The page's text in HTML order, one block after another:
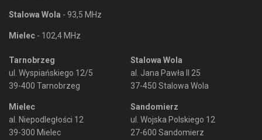
Stalowa Wola - 93,5 MHz
Mielec - 102,4 MHz
Tarnobrzeg
ul. Wyspiańskiego 12/5
39-400 Tarnobrzeg
Mielec
al. Niepodległości 12
39-300 Mielec
Stalowa Wola
al. Jana Pawła II 25
37-450 Stalowa Wola
Sandomierz
ul. Wojska Polskiego 12
27-600 Sandomierz